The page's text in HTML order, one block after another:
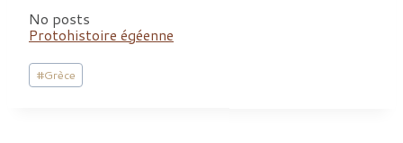
No posts
Protohistoire égéenne
Étiquettes
de
#Grèce